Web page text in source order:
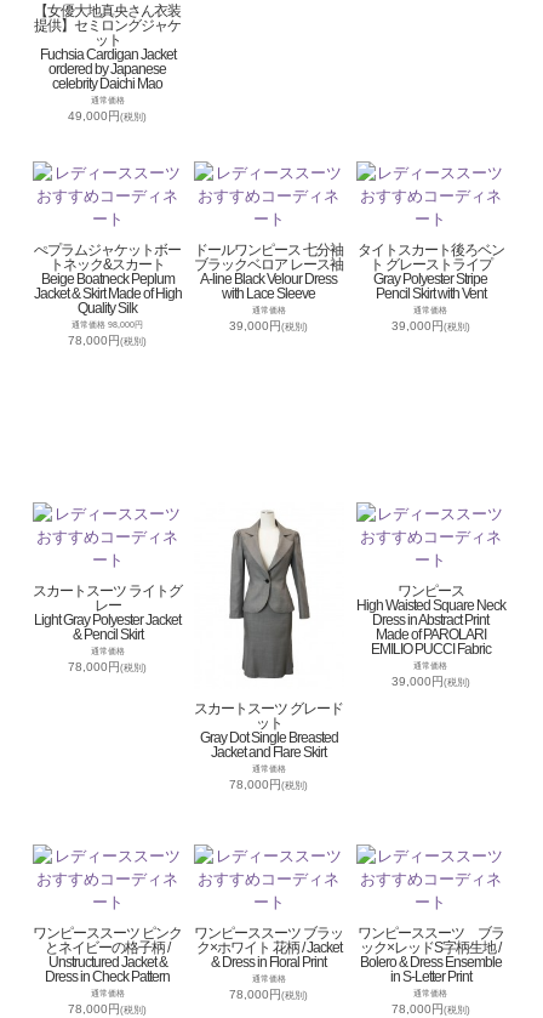
【女優大地真央さん衣装
提供】セミロングジャケ
ット
Fuchsia Cardigan Jacket
ordered by Japanese
celebrity Daichi Mao
通常価格
49,000円(税別)
ぺプラムジャケットボー
トネック&スカート
Beige Boatneck Peplum
Jacket & Skirt Made of High
Quality Silk
通常価格 98,000円
78,000円(税別)
ドールワンピース 七分袖
ブラックベロア レース袖
A-line Black Velour Dress
with Lace Sleeve
通常価格
39,000円(税別)
タイトスカート後ろベン
ト グレーストライプ
Gray Polyester Stripe
Pencil Skirt with Vent
通常価格
39,000円(税別)
スカートスーツ ライトグ
レー
Light Gray Polyester Jacket
& Pencil Skirt
通常価格
78,000円(税別)
スカートスーツ グレード
ット
Gray Dot Single Breasted
Jacket and Flare Skirt
通常価格
78,000円(税別)
ワンピース
High Waisted Square Neck
Dress in Abstract Print
Made of PAROLARI
EMILIO PUCCI Fabric
通常価格
39,000円(税別)
ワンピーススーツ ピンク
とネイビーの格子柄 /
Unstructured Jacket &
Dress in Check Pattern
通常価格
78,000円(税別)
ワンピーススーツ ブラッ
ク×ホワイト 花柄 / Jacket
& Dress in Floral Print
通常価格
78,000円(税別)
ワンピーススーツ ブラ
ック×レッドS字柄生地 /
Bolero & Dress Ensemble
in S-Letter Print
通常価格
78,000円(税別)